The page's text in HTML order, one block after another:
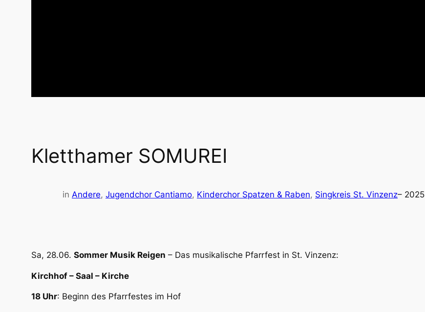
Kletthamer SOMUREI
in Andere, Jugendchor Cantiamo, Kinderchor Spatzen & Raben, Singkreis St. Vinzenz– 2025
Sa, 28.06. Sommer Musik Reigen – Das musikalische Pfarrfest in St. Vinzenz:
Kirchhof – Saal – Kirche
18 Uhr: Beginn des Pfarrfestes im Hof